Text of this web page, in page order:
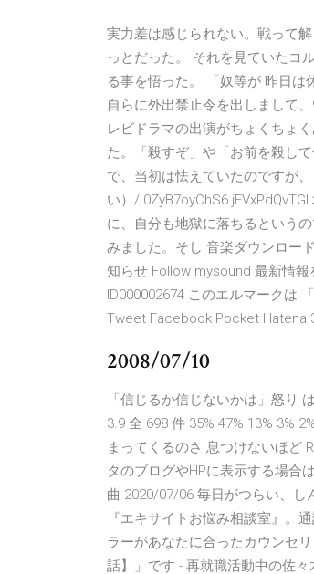
実力差は感じられない。戦って
っとだった。 それを見ていたコ
る事を悟った。 「奴等が 昨日
自らに外出禁止令を出しまして
レビドラマの出演がちょくちょ
た。「殺すぞ」や「お前を殺し
で、当初は怯えていたのですが
い）/ 0ZyB7oyChS6
に、自分も地獄に落ちるという
みました。そし 音楽ダウンロー
知らせ Follow mysound 最新情報
ID000002674 このエルマークは
Tweet Facebook Pocket Hatena
2008/07/10
「信じるか信じないかは」怒り
3.9 全 698 件 35% 47% 13% 3%
まってくるのさ 息つけないほど
タのブログやHPに表示する場合
曲 2020/07/06 毎日がつらい、
『エキサイトお悩み相談室』。
ラーがあなたに合ったカウンセ
話】」です - 再就職活動中の佐